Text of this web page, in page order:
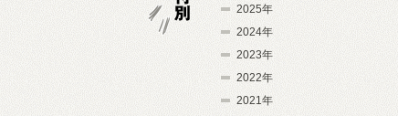
2025年
2024年
2023年
2022年
2021年